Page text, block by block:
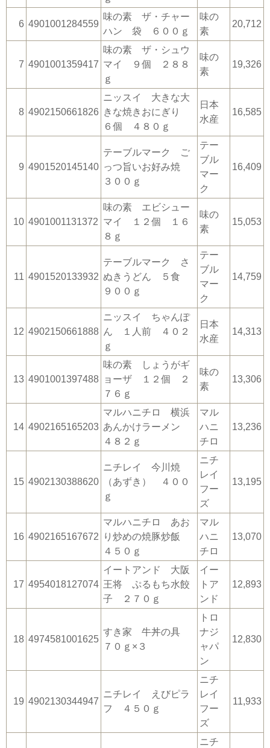
6 4901001284559
味の素 ザ・チャー
ハン 袋 ６００ｇ
味の
素
20,712
7 4901001359417
味の素 ザ・シュウ
マイ ９個 ２８８
ｇ
味の
素
19,326
8 4902150661826
ニッスイ 大きな大
きな焼きおにぎり
６個 ４８０ｇ
日本
水産
16,585
9 4901520145140
テーブルマーク ご
っつ旨いお好み焼
３００ｇ
テー
ブル
マー
ク
16,409
10 4901001131372
味の素 エビシュー
マイ １２個 １６
８ｇ
味の
素
15,053
11 4901520133932
テーブルマーク さ
ぬきうどん ５食
９００ｇ
テー
ブル
マー
ク
14,759
12 4902150661888
ニッスイ ちゃんぽ
ん １人前 ４０２
ｇ
日本
水産
14,313
13 4901001397488
味の素 しょうがギ
ョーザ １２個 ２
７６ｇ
味の
素
13,306
14 4902165165203
マルハニチロ 横浜
あんかけラーメン
４８２ｇ
マル
ハニ
チロ
13,236
15 4902130388620
ニチレイ 今川焼
（あずき） ４００
ｇ
ニチ
レイ
フー
ズ
13,195
16 4902165167672
マルハニチロ あお
り炒めの焼豚炒飯
４５０ｇ
マル
ハニ
チロ
13,070
17 4954018127074
イートアンド 大阪
王将 ぷるもち水餃
子 ２７０ｇ
イー
トア
ンド
12,893
18 4974581001625
すき家 牛丼の具
７０ｇ×３
トロ
ナジ
ャパ
ン
12,830
19 4902130344947
ニチレイ えびピラ
フ ４５０ｇ
ニチ
レイ
フー
ズ
11,933
ニチ